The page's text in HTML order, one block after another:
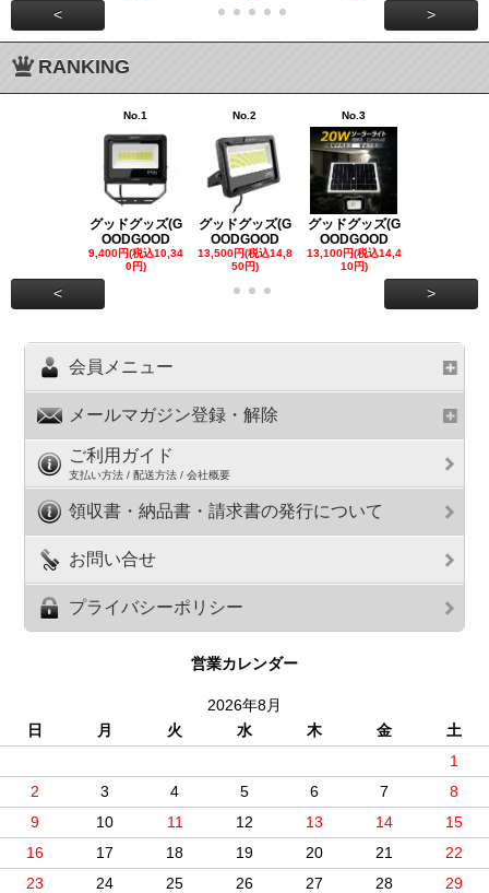
< >
RANKING
No.1
グッドグッズ(G
OODGOOD
9,400円(税込10,34
0円)
No.2
グッドグッズ(G
OODGOOD
13,500円(税込14,8
50円)
No.3
グッドグッズ(G
OODGOOD
13,100円(税込14,4
10円)
< >
会員メニュー
メールマガジン登録・解除
ご利用ガイド
支払い方法 / 配送方法 / 会社概要
領収書・納品書・請求書の発行について
お問い合せ
プライバシーポリシー
営業カレンダー
2026年8月
日
月 火 水 木 金
土
1
2
3 4 5 6 7
8
9
10 11 12 13 14
15
16
17 18 19 20 21
22
23
24 25 26 27 28 29